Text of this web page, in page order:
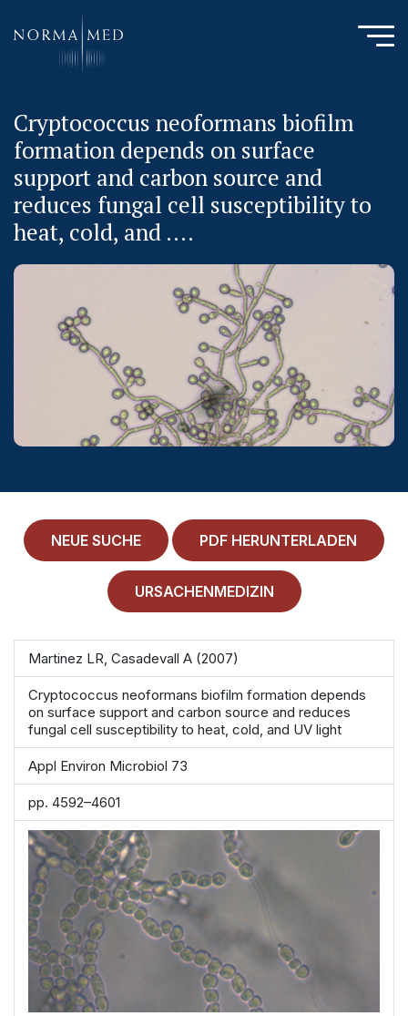
HOME
NEUES ZU SCHLAFSTÖRUNGEN
UNSERE METHODE
URSACHENMEDIZIN
LITERATURDATENBANK MIKROBIOLOGIE
KONTAKTIEREN SIE UNS
MEDICAL HISTORY
IMPRESSUM
ALLGEMEINE GESCHÄFTSBEDINGUNGEN
NORMAMED SERVICE
10117 Berlin
49 30 212 34 36 300
service@normamed.com
Cryptococcus neoformans biofilm
formation depends on surface
support and carbon source and
reduces fungal cell susceptibility to
heat, cold, and ....
NEUE SUCHE PDF HERUNTERLADEN
URSACHENMEDIZIN
Martinez LR, Casadevall A (2007)
Cryptococcus neoformans biofilm formation depends
on surface support and carbon source and reduces
fungal cell susceptibility to heat, cold, and UV light
Appl Environ Microbiol 73
pp. 4592–4601